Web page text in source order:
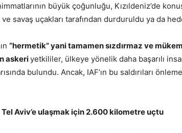
büyük çoğunluğu, Kızıldeniz’de
savaş uçakları tarafından durduruldu ya da
“hermetik” yani tamamen sızdırmaz ve
askeriyetkililer, ülkeye yönelik daha başarılı
bulundu. Ancak, IAF’ın bu saldırıları
Tel Aviv’e ulaşmak için 2.600 kilometre uçtu